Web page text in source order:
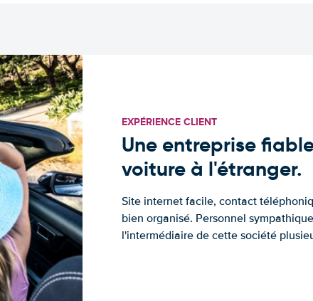
EXPÉRIENCE CLIENT
Une entreprise
voiture à l'étranger.
Site internet facile, contact
bien organisé. Personnel
l'intermédiaire de cette société